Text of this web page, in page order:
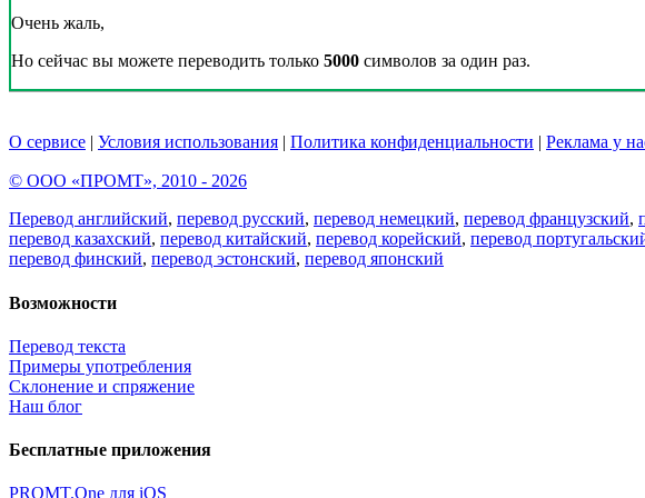
Очень жаль,
Но сейчас вы можете переводить только 5000 символов за один раз.
О сервисе | Условия использования | Политика конфиденциальности | Реклама у
© ООО «ПРОМТ», 2010 - 2026
Перевод английский, перевод русский, перевод немецкий, перевод французский,
перевод казахский, перевод китайский, перевод корейский, перевод
перевод финский, перевод эстонский, перевод японский
Возможности
Перевод текста
Примеры употребления
Склонение и спряжение
Наш блог
Бесплатные приложения
PROMT.One для iOS